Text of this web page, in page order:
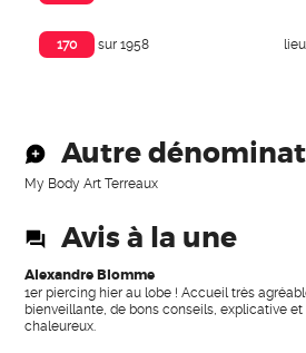
170 sur 1958
Autre
My Body Art Terreaux
Avis à la une
Alexandre Blomme
1er piercing hier au lobe ! Accueil très
bienveillante, de bons conseils, explicative
chaleureux.